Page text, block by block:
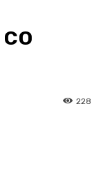
228